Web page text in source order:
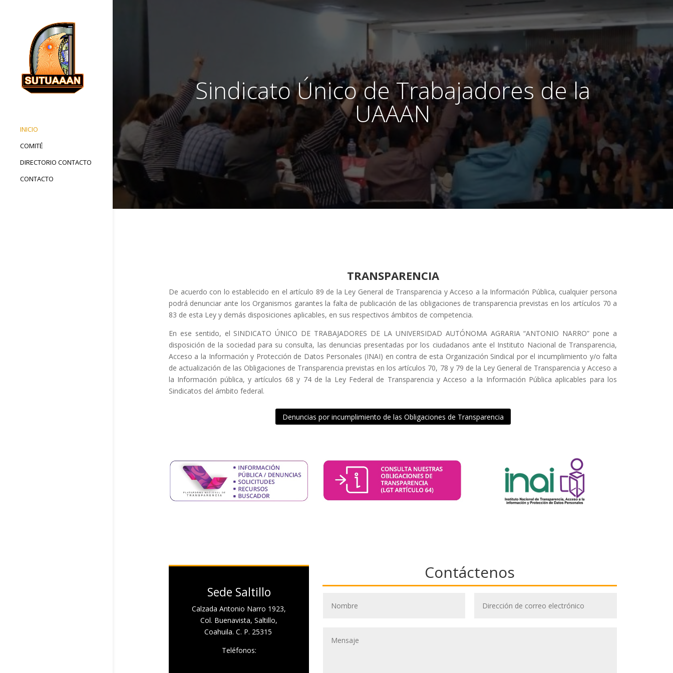
INICIO
COMITÉ
DIRECTORIO CONTACTO
CONTACTO
Sindicato Único de Trabajadores de la
UAAAN
TRANSPARENCIA
De acuerdo con lo establecido en el artículo 89 de la Ley General de Transparencia y Acceso a la Información Pública, cualquier persona
podrá denunciar ante los Organismos garantes la falta de publicación de las obligaciones de transparencia previstas en los artículos 70 a
83 de esta Ley y demás disposiciones aplicables, en sus respectivos ámbitos de competencia.
En ese sentido, el SINDICATO ÚNICO DE TRABAJADORES DE LA UNIVERSIDAD AUTÓNOMA AGRARIA “ANTONIO NARRO” pone a
disposición de la sociedad para su consulta, las denuncias presentadas por los ciudadanos ante el Instituto Nacional de Transparencia,
Acceso a la Información y Protección de Datos Personales (INAI) en contra de esta Organización Sindical por el incumplimiento y/o falta
de actualización de las Obligaciones de Transparencia previstas en los artículos 70, 78 y 79 de la Ley General de Transparencia y Acceso a
la Información pública, y artículos 68 y 74 de la Ley Federal de Transparencia y Acceso a la Información Pública aplicables para los
Sindicatos del ámbito federal.
Denuncias por incumplimiento de las Obligaciones de Transparencia
Sede Saltillo
Calzada Antonio Narro 1923,
Col. Buenavista, Saltillo,
Coahuila. C. P. 25315
Teléfonos:
Contáctenos